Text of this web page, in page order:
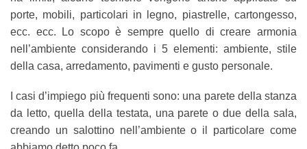
porte, mobili, particolari in legno, piastrelle, cartongesso,
ecc. ecc. Lo scopo è sempre quello di creare armonia
nell’ambiente considerando i 5 elementi: ambiente, stile
della casa, arredamento, pavimenti e gusto personale.
I casi d’impiego più frequenti sono: una parete della stanza
da letto, quella della testata, una parete o due della sala,
creando un salottino nell’ambiente o il particolare come